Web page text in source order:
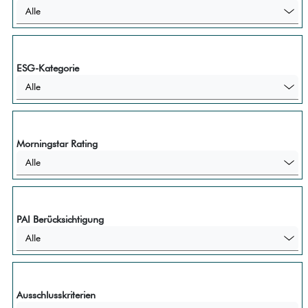
Alle
ESG-Kategorie
Alle
Morningstar Rating
Alle
PAI Berücksichtigung
Alle
Ausschlusskriterien